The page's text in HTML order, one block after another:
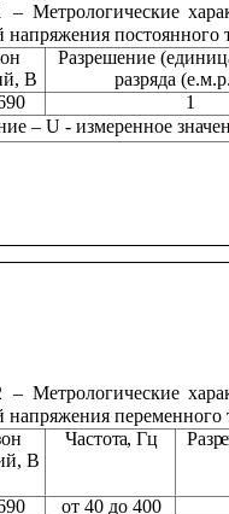
– Метрологические
напряжения постоянного
Разрешение
В                разряда
1
– U - измеренное
– Метрологические
напряжения переменного
Частота, Гц      Разре
от 40 до 400